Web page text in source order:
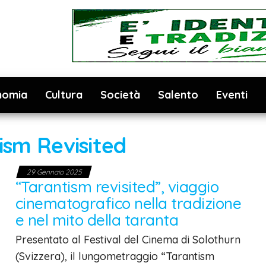
Cultura Società Salento Eventi
Revisited
29 Gennaio 2025
“Tarantism revisited”, viaggio
cinematografico nella tradizione
e nel mito della taranta
Presentato al Festival del Cinema di Solothurn
(Svizzera), il lungometraggio “Tarantism